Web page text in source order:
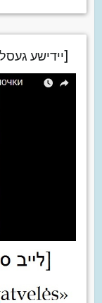
Eilėraštis «Žydiškos gatvelės» [יידישע געסלעך]